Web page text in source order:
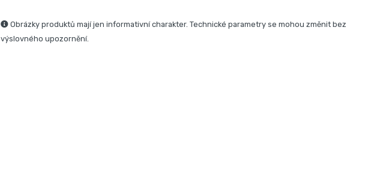
Obrázky produktů mají jen informativní charakter. Technické parametry se mohou změnit bez
výslovného upozornění.